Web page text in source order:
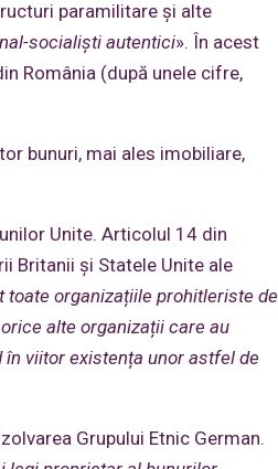
paramilitare și alte
socialiști autentici». În acest
România (după unele cifre,
bunuri, mai ales imobiliare,
Unite. Articolul 14 din
Britanii și Statele Unite ale
toate organizațiile prohitleriste de
alte organizații care au
viitor existența unor astfel de
Grupului Etnic German.